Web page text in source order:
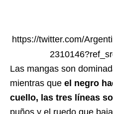
https://twitter.com/
Las mangas son
mientras que el negro
cuello, las tres líneas
puños y el ruedo que